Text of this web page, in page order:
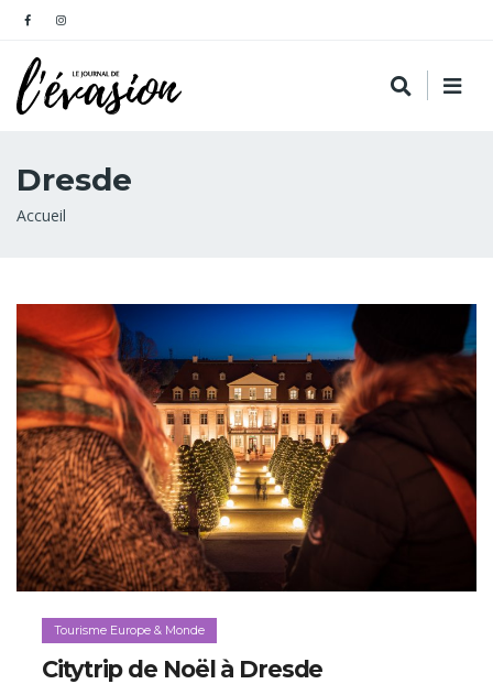
Dresde
Fil
Accueil
Tourisme Europe & Monde
Citytrip de Noël à Dresde